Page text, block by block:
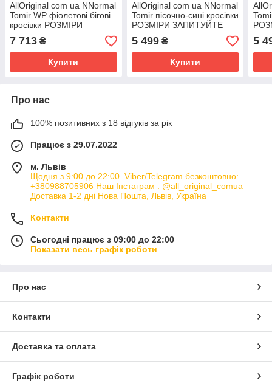
AllOriginal com ua NNormal
Tomir WP фіолетові бігові
кросівки РОЗМІРИ
ЗАПИТУЙТЕ
7 713 ₴
Купити
AllOriginal com ua NNormal
Tomir пісочно-сині кросівки
РОЗМІРИ ЗАПИТУЙТЕ
5 499₴
Купити
5
Про нас
100% позитивних з 18 відгуків за рік
Працює з 29.07.2022
м. Львів
Щодня з 9:00 до 22:00. Viber/Telegram безкоштовно:
+380988705906 Наш Інстаграм : @all_original_comua
Доставка 1-2 дні Нова Пошта, Львів, Україна
Контакти
Сьогодні працює з 09:00 до 22:00
Показати весь графік роботи
Про нас
Контакти
Доставка та оплата
Графік роботи